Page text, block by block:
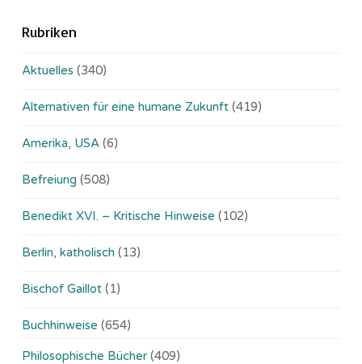
Rubriken
Aktuelles (340)
Alternativen für eine humane Zukunft (419)
Amerika, USA (6)
Befreiung (508)
Benedikt XVI. – Kritische Hinweise (102)
Berlin, katholisch (13)
Bischof Gaillot (1)
Buchhinweise (654)
Philosophische Bücher (409)